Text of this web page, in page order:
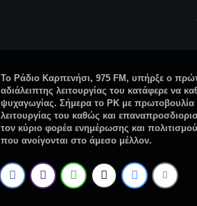
Το Ράδιο Καρπενήσι, 975 FM, υπήρξε ο
αδιάλειπτης λειτουργίας του κατάφερε να
ψυχαγωγίας. Σήμερα το ΡK με πρωτοβουλία
λειτουργίας του καθώς και
τον κύριο φορέα ενημέρωσης και
που ανοίγονται στο άμεσο μέλλον.